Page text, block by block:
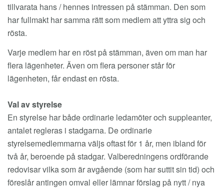
tillvarata hans / hennes intressen på stämman. Den som
har fullmakt har samma rätt som medlem att yttra sig och
rösta.
Varje medlem har en röst på stämman, även om man har
flera lägenheter. Även om flera personer står för
lägenheten, får endast en rösta.
Val av styrelse
En styrelse har både ordinarie ledamöter och suppleanter,
antalet regleras i stadgarna. De ordinarie
styrelsemedlemmarna väljs oftast för 1 år, men ibland för
två år, beroende på stadgar. Valberedningens ordförande
redovisar vilka som är avgående (som har suttit sin tid) och
föreslår antingen omval eller lämnar förslag på nytt / nya